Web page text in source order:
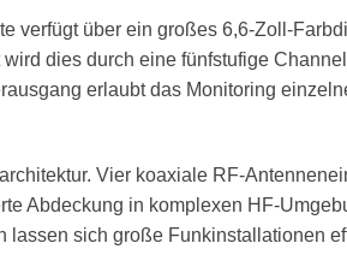
verfügt über ein großes 6,6-Zoll-
dies durch eine fünfstufige
erlaubt das Monitoring
Vier koaxiale RF-
Abdeckung in komplexen HF-
lassen sich große Funkinstallationen